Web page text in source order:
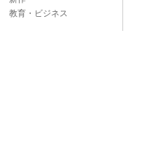
教育・ビジネス